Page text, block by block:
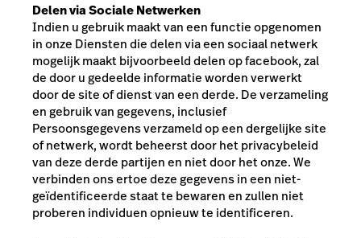
Delen via Sociale Netwerken
Indien u gebruik maakt van een functie opgenomen
in onze Diensten die delen via een sociaal netwerk
mogelijk maakt bijvoorbeeld delen op facebook, zal
de door u gedeelde informatie worden verwerkt
door de site of dienst van een derde. De verzameling
en gebruik van gegevens, inclusief
Persoonsgegevens verzameld op een dergelijke site
of netwerk, wordt beheerst door het privacybeleid
van deze derde partijen en niet door het onze.We
verbinden ons ertoe deze gegevens in een niet-
geïdentificeerde staat te bewaren en zullen niet
proberen individuen opnieuw te identificeren.